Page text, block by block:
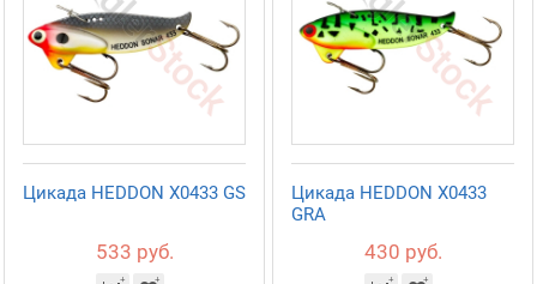
Цикада HEDDON X0433 GS
533 руб.
Цикада HEDDON X0433
GRA
430 руб.